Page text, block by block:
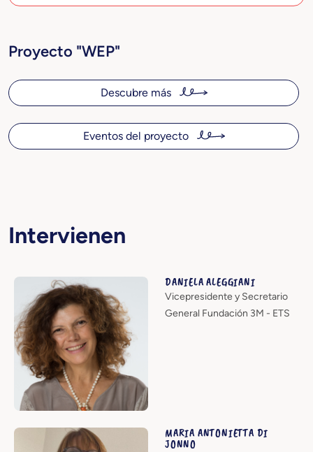
Proyecto "WEP"
Descubre más
Eventos del proyecto
Intervienen
DANIELA ALEGGIANI
Vicepresidente y Secretario
General Fundación 3M - ETS
MARIA ANTONIETTA DI
JONNO